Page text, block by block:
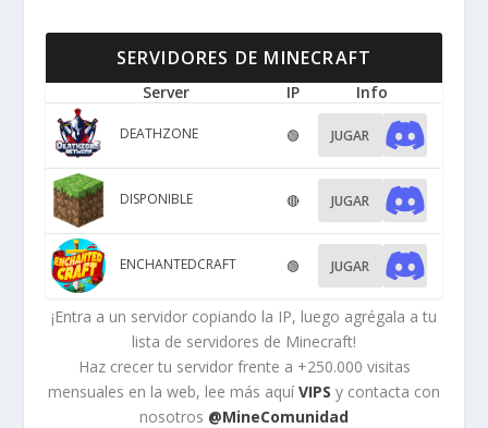
SERVIDORES DE MINECRAFT
Server IP Info
DEATHZONE 🟢 JUGAR
DISPONIBLE 🔴 JUGAR
ENCHANTEDCRAFT 🟢 JUGAR
¡Entra a un servidor copiando la IP, luego agrégala a tu
lista de servidores de Minecraft!
Haz crecer tu servidor frente a +250.000 visitas
mensuales en la web, lee más aquí VIPS y contacta con
nosotros @MineComunidad